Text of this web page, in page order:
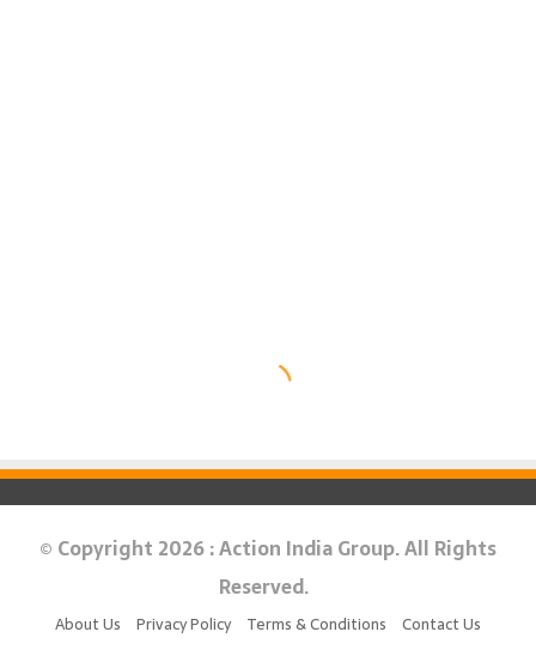
© Copyright 2026 : Action India Group. All Rights
Reserved.
About Us Privacy Policy Terms & Conditions Contact Us